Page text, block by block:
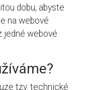
dobu, abyste
na webové
jedné webové
tzv. technické